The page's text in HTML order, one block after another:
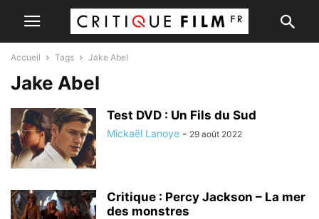
Accueil Tags Jake Abel
Jake Abel
Test DVD : Un Fils du Sud
Mickaël Lanoye - 29 août 2022
Critique : Percy Jackson – La mer
des monstres